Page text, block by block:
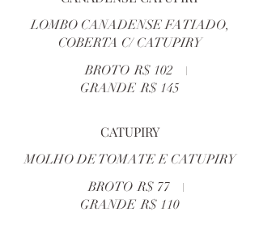
LOMBO CANADENSE FATIADO,
COBERTA C/ CATUPIRY
BROTO R$ 102
GRANDE R$ 145
CATUPIRY
MOLHO DE TOMATE E CATUPIRY
BROTO R$ 77
GRANDE R$ 110